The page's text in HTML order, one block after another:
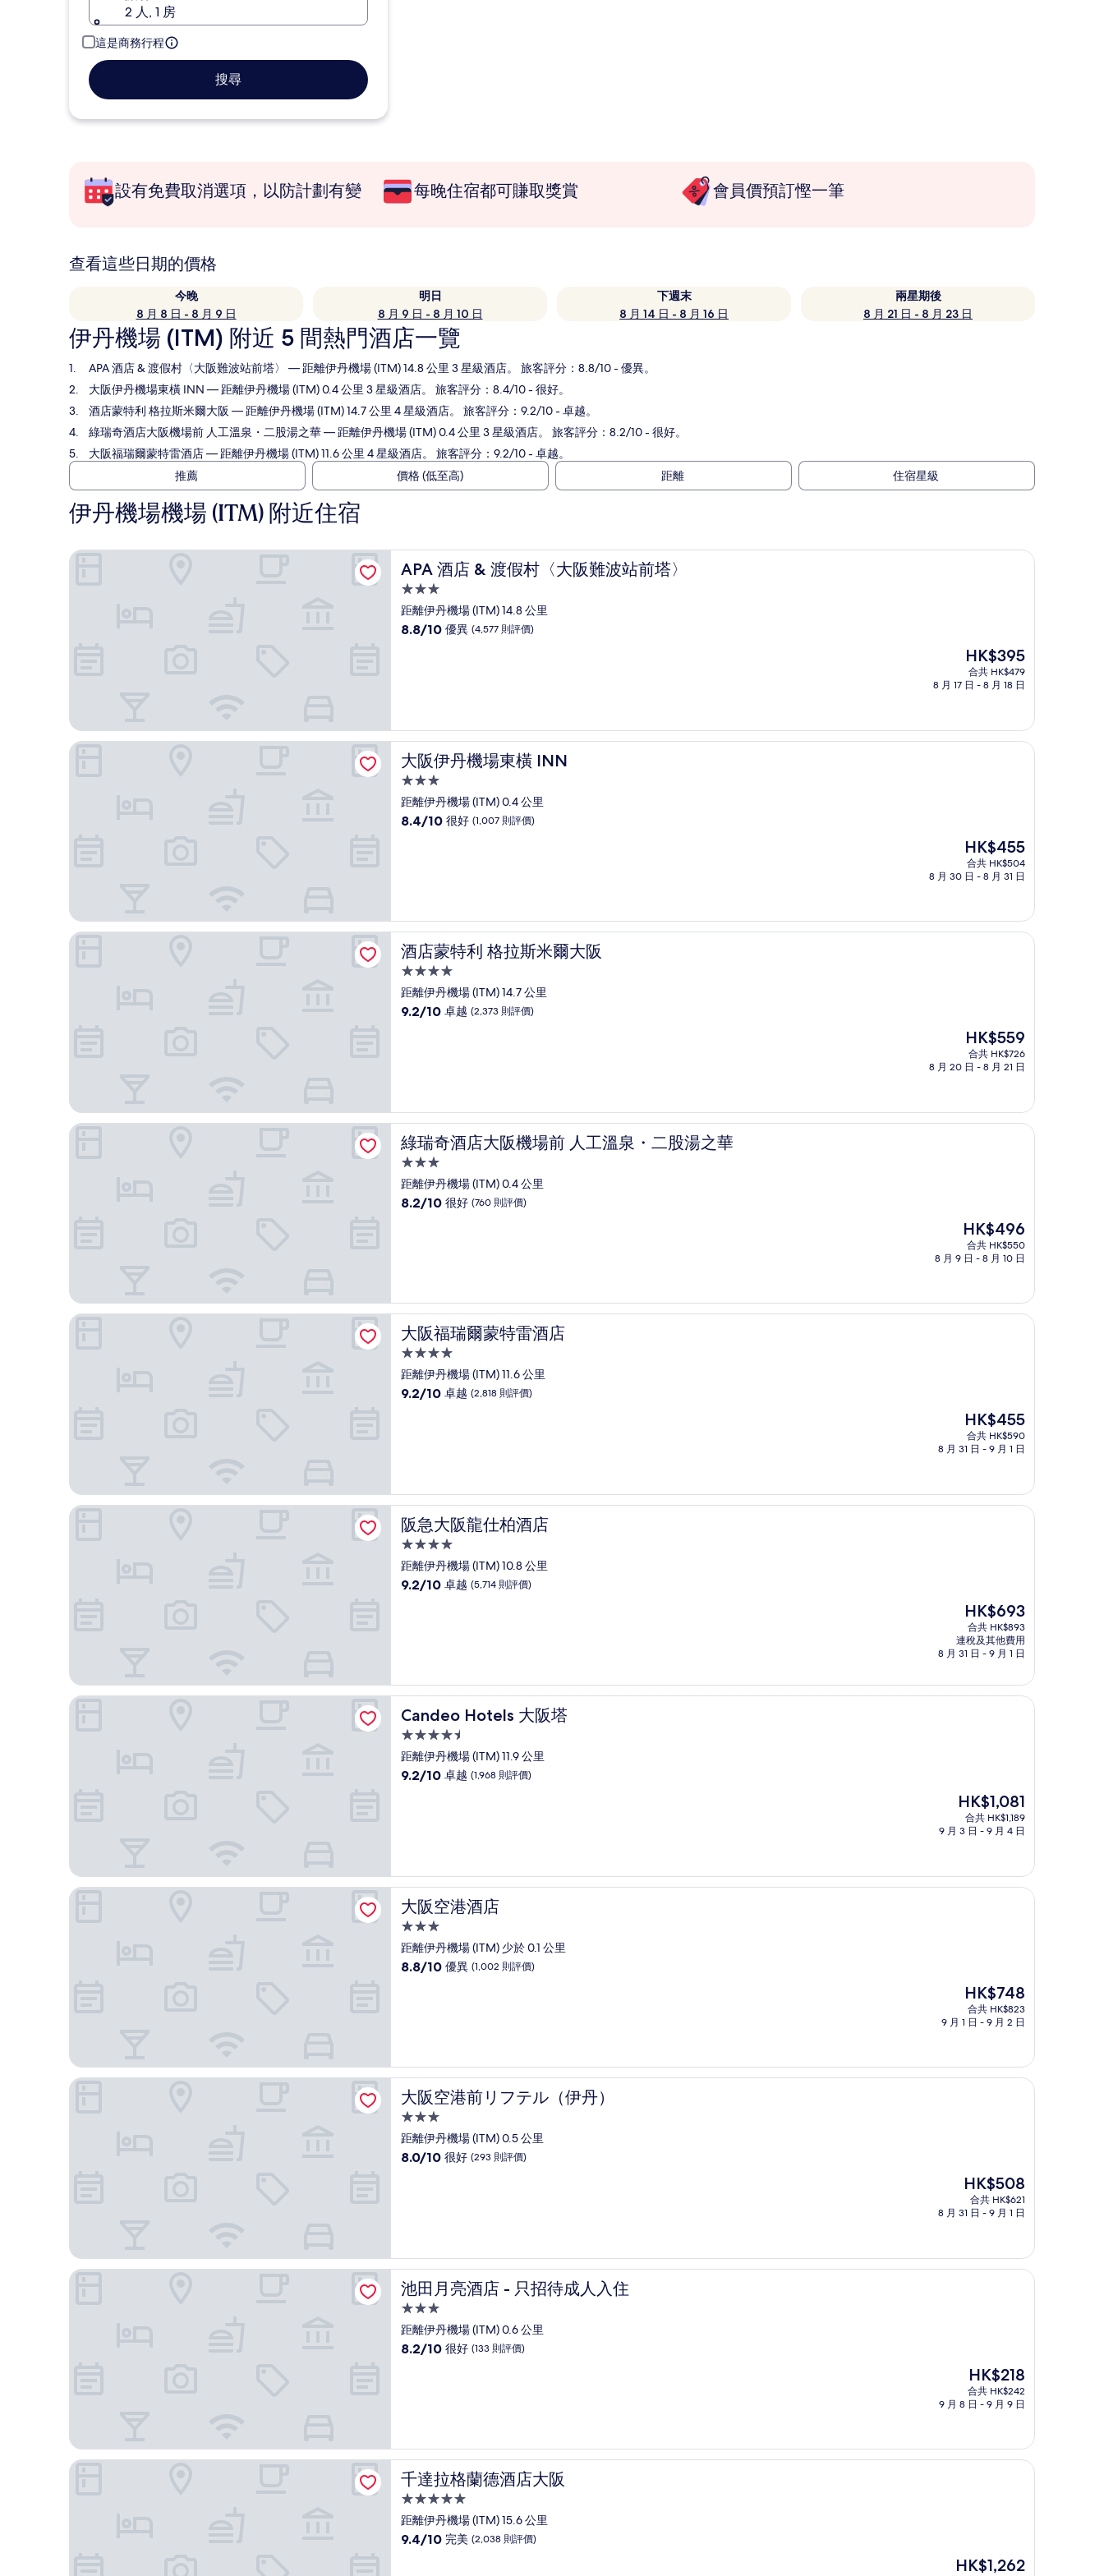
2 人, 1 房
這是商務行程
搜尋
設有免費取消選項，以防計劃有變 每晚住宿都可賺取獎賞 會員價預訂慳一筆
查看這些日期的價格
今晚
8 月 8 日 - 8 月 9 日
明日
8 月 9 日 - 8 月 10 日
下週末
8 月 14 日 - 8 月 16 日
兩星期後
8 月 21 日 - 8 月 23 日
伊丹機場 (ITM) 附近 5 間熱門酒店一覽
APA 酒店 & 渡假村〈大阪難波站前塔〉
— 距離伊丹機場 (ITM) 14.8 公里 3 星級酒店。 旅客評分：8.8/10 - 優異。
大阪伊丹機場東橫 INN — 距離伊丹機場 (ITM) 0.4 公里 3 星級酒店。 旅客評分：8.4/10 - 很好。
酒店蒙特利 格拉斯米爾大阪 — 距離伊丹機場 (ITM) 14.7 公里 4 星級酒店。 旅客評分：9.2/10 - 卓越。
綠瑞奇酒店大阪機場前 人工溫泉・二股湯之華— 距離伊丹機場 (ITM) 0.4 公里 3 星級酒店。 旅客評分：8.2/10 - 很好。
大阪福瑞爾蒙特雷酒店— 距離伊丹機場 (ITM) 11.6 公里 4 星級酒店。 旅客評分：9.2/10 - 卓越。
推薦
價格 (低至高) 距離 住宿星級
伊丹機場機場 (ITM) 附近住宿
APA 酒店 & 渡假村〈大阪難波站前塔〉
APA 酒店 & 渡假村〈大阪難波站前塔〉
3.0
星
級
距離伊丹機場 (ITM) 14.8 公里
8.8
優
異，
(4,577
則
評
價)
篇
8.8/10 優異 (4,577 則評價)
現
售
HK$395
HK$395
合共 HK$479
8 月 17 日 - 8 月 18 日
APA 酒店 & 渡假村〈大阪難波站前塔〉
大阪伊丹機場東橫 INN
大阪伊丹機場東橫 INN
3.0
星
級
距離伊丹機場 (ITM) 0.4 公里
8.4
很
好，
(1,007
則
價)
篇
8.4/10 很好 (1,007 則評價)
現
售
HK$455
HK$455
合共 HK$504
8 月 30 日 - 8 月 31 日
大阪伊丹機場東橫 INN
酒店蒙特利 格拉斯米爾大阪
酒店蒙特利 格拉斯米爾大阪
4.0
星
級
距離伊丹機場 (ITM) 14.7 公里
9.2
卓
越，
(2,373
則
評
價)
篇
9.2/10 卓越 (2,373 則評價)
現
售
HK$559
HK$559
合共 HK$726
8 月 20 日 - 8 月 21 日
酒店蒙特利 格拉斯米爾大阪
綠瑞奇酒店大阪機場前 人工溫泉・二股湯之華
綠瑞奇酒店大阪機場前 人工溫泉・二股湯之華
3.0
星
級
距離伊丹機場 (ITM) 0.4 公里
8.2
很
好，
(760
則
價)
篇
8.2/10 很好 (760 則評價)
現
售
HK$496
HK$496
合共 HK$550
8 月 9 日 - 8 月 10 日
綠瑞奇酒店大阪機場前 人工溫泉・二股湯之華
大阪福瑞爾蒙特雷酒店
大阪福瑞爾蒙特雷酒店
4.0
星
級
距離伊丹機場 (ITM) 11.6 公里
9.2
卓
越，
(2,818
則
評
價)
篇
9.2/10 卓越 (2,818 則評價)
現
售
HK$455
HK$455
合共 HK$590
8 月 31 日 - 9 月 1 日
大阪福瑞爾蒙特雷酒店
阪急大阪龍仕柏酒店
阪急大阪龍仕柏酒店
4.0
星
級
距離伊丹機場 (ITM) 10.8 公里
9.2
卓
越，
(5,714
則
價)
篇
9.2/10 卓越 (5,714 則評價)
現
售
HK$693
HK$693
合共 HK$893
連稅及其他費用
8 月 31 日 - 9 月 1 日
阪急大阪龍仕柏酒店
Candeo Hotels 大阪塔
Candeo Hotels 大阪塔
4.5
星
級
距離伊丹機場 (ITM) 11.9 公里
9.2
卓
越，
(1,968
則
評
價)
篇
9.2/10 卓越 (1,968 則評價)
現
售
HK$1,081
HK$1,081
合共 HK$1,189
9 月 3 日 - 9 月 4 日
Candeo Hotels 大阪塔
大阪空港酒店
大阪空港酒店
3.0
星
級
距離伊丹機場 (ITM) 少於 0.1 公里
8.8
優
異，
(1,002
則
價)
篇
8.8/10 優異 (1,002 則評價)
現
售
HK$748
HK$748
合共 HK$823
9 月 1 日 - 9 月 2 日
大阪空港酒店
大阪空港前リフテル（伊丹）
大阪空港前リフテル（伊丹）
3.0
星
級
距離伊丹機場 (ITM) 0.5 公里
8.0
很
好，
(293
則
評
價)
篇
8.0/10 很好 (293 則評價)
現
售
HK$508
HK$508
合共 HK$621
8 月 31 日 - 9 月 1 日
大阪空港前リフテル（伊丹）
池田月亮酒店 - 只招待成人入住
池田月亮酒店 - 只招待成人入住
3.0
星
級
距離伊丹機場 (ITM) 0.6 公里
8.2
很
好，
(133
則
價)
篇
8.2/10 很好 (133 則評價)
現
售
HK$218
HK$218
合共 HK$242
9 月 8 日 - 9 月 9 日
池田月亮酒店 - 只招待成人入住
千達拉格蘭德酒店大阪
千達拉格蘭德酒店大阪
5.0
星
級
距離伊丹機場 (ITM) 15.6 公里
9.4
9.4/10 完美 (2,038 則評價)
現
HK$1,262
千達拉格蘭德酒店大阪